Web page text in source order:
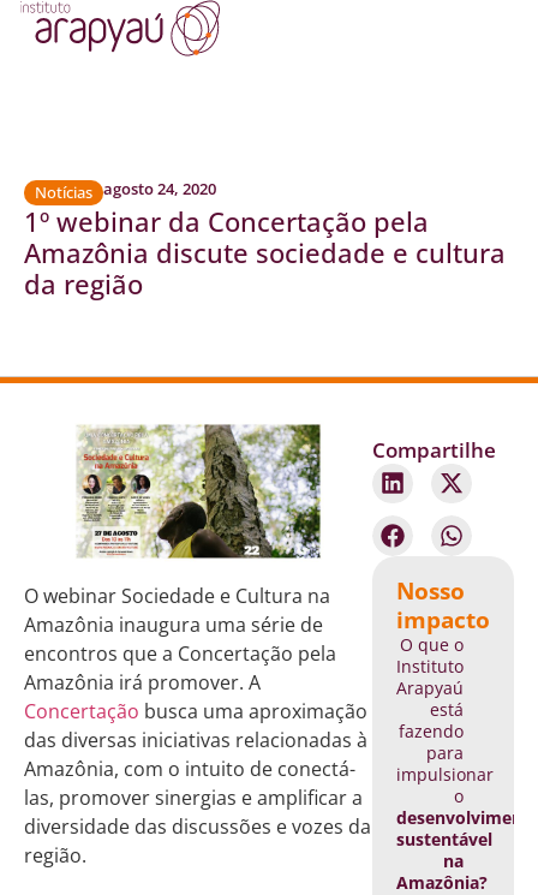
Notícias agosto 24, 2020
1º webinar da Concertação pela
Amazônia discute sociedade e cultura
da região
Compartilhe
Nosso
impacto
O que o
Instituto
Arapyaú
está
fazendo
para
impulsionar
o
sustentável
na
Amazônia?
O webinar Sociedade e Cultura na
Amazônia inaugura uma série de
encontros que a Concertação pela
Amazônia irá promover. A
Concertação busca uma aproximação
das diversas iniciativas relacionadas à
Amazônia, com o intuito de conectá-
las, promover sinergias e amplificar a
diversidade das discussões e vozes da
região.